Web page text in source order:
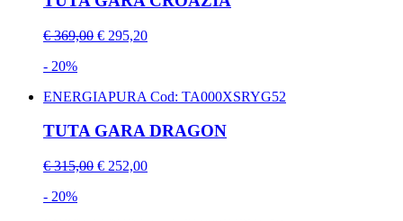
€ 369,00 € 295,20
- 20%
ENERGIAPURA Cod: TA000XSRYG52
TUTA GARA DRAGON
€ 315,00 € 252,00
- 20%